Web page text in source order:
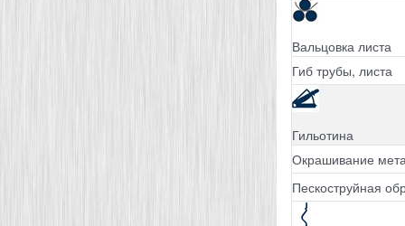
Вальцовка листа
Гиб трубы, листа
Гильотина
Окрашивание
Пескоструйная